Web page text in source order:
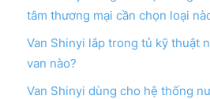
tâm thương mại cần chọn loại
Van Shinyi lắp trong tủ kỹ thuật
van nào?
Van Shinyi dùng cho hệ thống